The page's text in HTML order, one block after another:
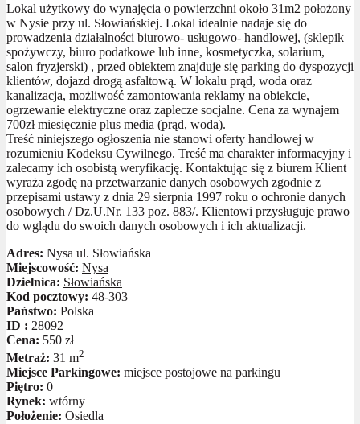
Lokal użytkowy do wynajęcia o powierzchni około 31m2 położony
w Nysie przy ul. Słowiańskiej. Lokal idealnie nadaje się do
prowadzenia działalności biurowo- usługowo- handlowej, (sklepik
spożywczy, biuro podatkowe lub inne, kosmetyczka, solarium,
salon fryzjerski) , przed obiektem znajduje się parking do dyspozycji
klientów, dojazd drogą asfaltową. W lokalu prąd, woda oraz
kanalizacja, możliwość zamontowania reklamy na obiekcie,
ogrzewanie elektryczne oraz zaplecze socjalne. Cena za wynajem
700zł miesięcznie plus media (prąd, woda).
Treść niniejszego ogłoszenia nie stanowi oferty handlowej w
rozumieniu Kodeksu Cywilnego. Treść ma charakter informacyjny i
zalecamy ich osobistą weryfikację. Kontaktując się z biurem Klient
wyraża zgodę na przetwarzanie danych osobowych zgodnie z
przepisami ustawy z dnia 29 sierpnia 1997 roku o ochronie danych
osobowych / Dz.U.Nr. 133 poz. 883/. Klientowi przysługuje prawo
do wglądu do swoich danych osobowych i ich aktualizacji.
Adres: Nysa ul. Słowiańska
Miejscowość: Nysa
Dzielnica: Słowiańska
Kod pocztowy: 48-303
Państwo: Polska
ID : 28092
Cena: 550 zł
Metraż: 31 m2
Miejsce Parkingowe: miejsce postojowe na parkingu
Piętro: 0
Rynek: wtórny
Położenie: Osiedla